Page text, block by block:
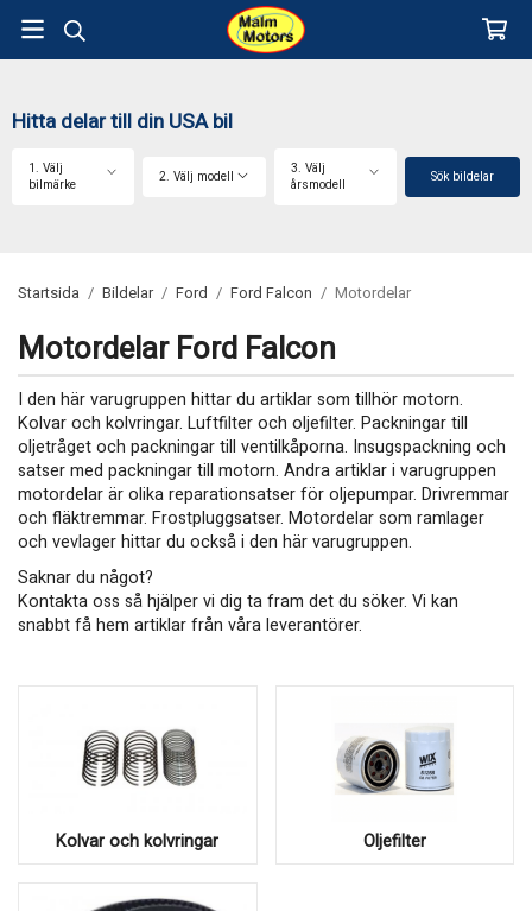
Hitta delar till din USA bil
1. Välj
bilmärke
2. Välj modell
3. Välj
årsmodell
Sök bildelar
Startsida / Bildelar / Ford / Ford Falcon / Motordelar
Motordelar Ford Falcon
I den här varugruppen hittar du artiklar som tillhör motorn.
Kolvar och kolvringar. Luftfilter och oljefilter. Packningar till
oljetråget och packningar till ventilkåporna. Insugspackning och
satser med packningar till motorn. Andra artiklar i varugruppen
motordelar är olika reparationsatser för oljepumpar. Drivremmar
och fläktremmar. Frostpluggsatser. Motordelar som ramlager
och vevlager hittar du också i den här varugruppen.
Saknar du något?
Kontakta oss så hjälper vi dig ta fram det du söker. Vi kan
snabbt få hem artiklar från våra leverantörer.
Kolvar och kolvringar Oljefilter